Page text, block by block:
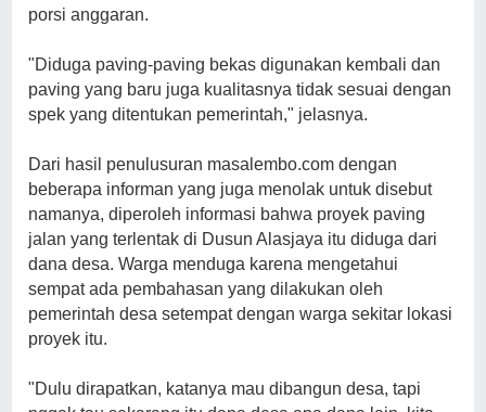
porsi anggaran.
"Diduga paving-paving bekas digunakan kembali dan
paving yang baru juga kualitasnya tidak sesuai dengan
spek yang ditentukan pemerintah," jelasnya.
Dari hasil penulusuran masalembo.com dengan
beberapa informan yang juga menolak untuk disebut
namanya, diperoleh informasi bahwa proyek paving
jalan yang terlentak di Dusun Alasjaya itu diduga dari
dana desa. Warga menduga karena mengetahui
sempat ada pembahasan yang dilakukan oleh
pemerintah desa setempat dengan warga sekitar lokasi
proyek itu.
"Dulu dirapatkan, katanya mau dibangun desa, tapi